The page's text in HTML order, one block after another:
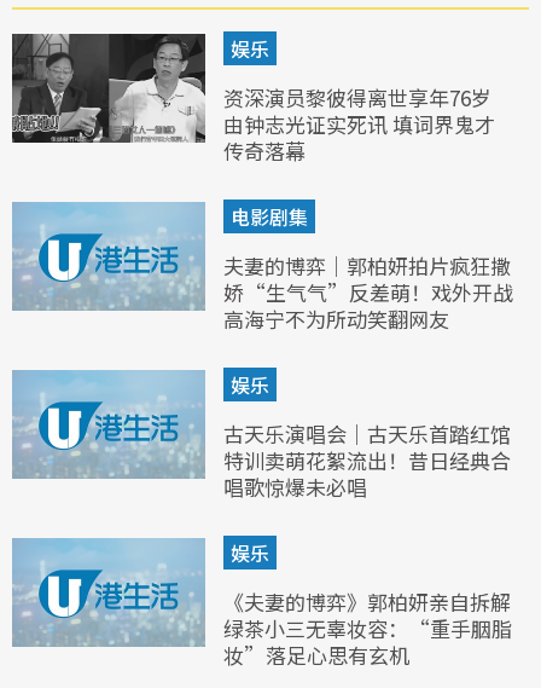
娱乐
资深演员黎彼得离世享年76岁
由钟志光证实死讯 填词界鬼才
传奇落幕
电影剧集
夫妻的博弈｜郭柏妍拍片疯狂撒
娇“生气气”反差萌！戏外开战
高海宁不为所动笑翻网友
娱乐
古天乐演唱会｜古天乐首踏红馆
特训卖萌花絮流出！昔日经典合
唱歌惊爆未必唱
娱乐
《夫妻的博弈》郭柏妍亲自拆解
绿茶小三无辜妆容：“重手胭脂
妆”落足心思有玄机